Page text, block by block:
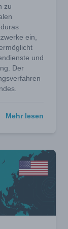
zu
ein,
und
Der
Mehr lesen